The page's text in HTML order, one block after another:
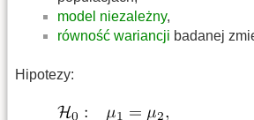
model niezależny,
równość wariancji badanej
Hipotezy: